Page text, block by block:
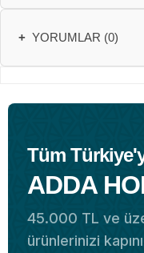
+ YORUMLAR (0)
Tüm
ADDA
45.000 TL ve
ürünlerinizi